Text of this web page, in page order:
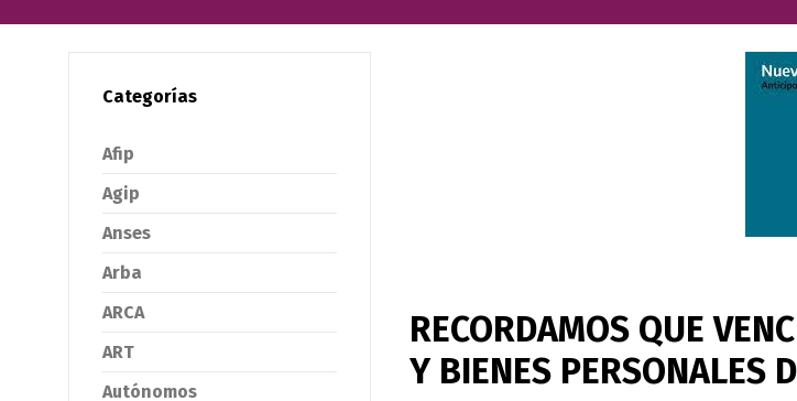
RECORDAMOS QUE
Y BIENES PERSONALES
Categorías
Afip
Agip
Anses
Arba
ARCA
ART
Autónomos